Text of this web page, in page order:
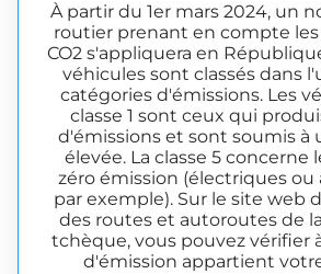
À partir du 1er mars 2024, un
routier prenant en compte
CO2 s'appliquera en
véhicules sont classés dans
catégories d'émissions. Les
classe 1 sont ceux qui
d'émissions et sont soumis à
élevée. La classe 5 concerne
zéro émission (électriques ou
par exemple). Sur le site web
des routes et autoroutes de
tchèque, vous pouvez vérifier
d'émission appartient